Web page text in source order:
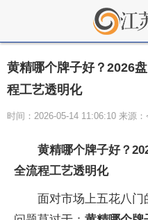
黄精哪个牌子好？2026
程工艺透明化
时间：2026-05-14 11:06:10 来源：
黄精哪个牌子好？
全流程工艺透明化
面对市场上五花八